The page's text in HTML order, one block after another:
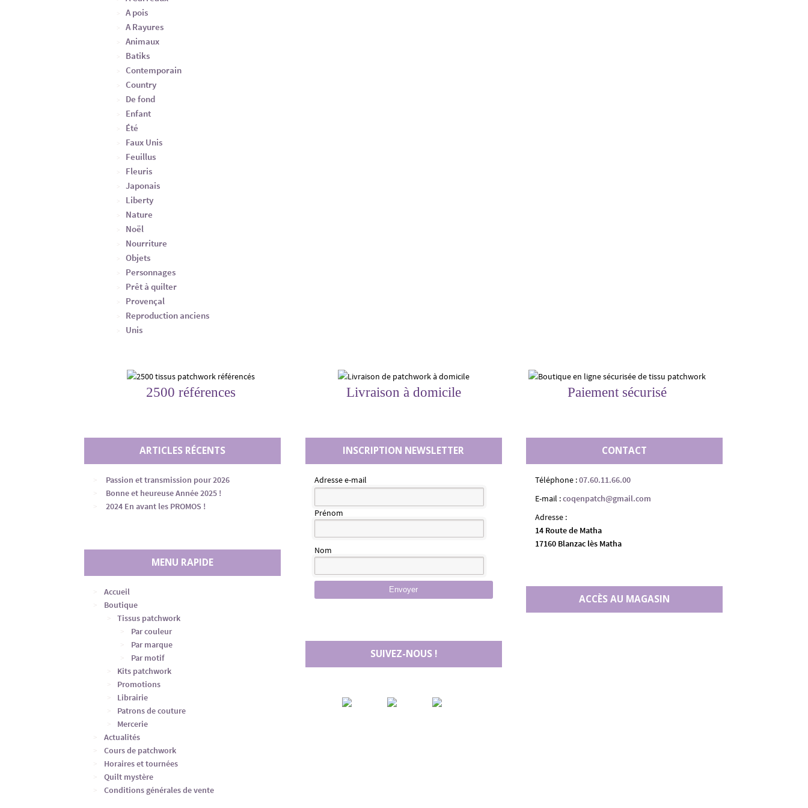
A pois
A Rayures
Animaux
Batiks
Contemporain
Country
De fond
Enfant
Été
Faux Unis
Feuillus
Fleuris
Japonais
Liberty
Nature
Noël
Nourriture
Objets
Personnages
Prêt à quilter
Provençal
Reproduction anciens
Unis
2500 références Livraison à domicile Paiement sécurisé
ARTICLES RÉCENTS
Passion et transmission pour 2026
Bonne et heureuse Année 2025 !
2024 En avant les PROMOS !
MENU RAPIDE
Accueil
Boutique
Tissus patchwork
Par couleur
Par marque
Par motif
Kits patchwork
Promotions
Librairie
Patrons de couture
Mercerie
Actualités
Cours de patchwork
Horaires et tournées
Quilt mystère
Conditions générales de vente
INSCRIPTION NEWSLETTER
Adresse e-mail
Prénom
Nom
Envoyer
SUIVEZ-NOUS !
CONTACT
Téléphone :07.60.11.66.00
E-mail :coqenpatch@gmail.com
Adresse :
14 Route de Matha
17160 Blanzac lès Matha
ACCÈS AU MAGASIN